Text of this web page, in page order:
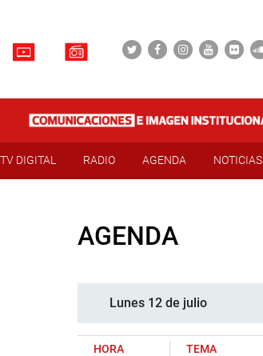
TV DIGITAL RADIO AGENDA NOTICIAS
AGENDA
Lunes 12 de julio
HORA TEMA